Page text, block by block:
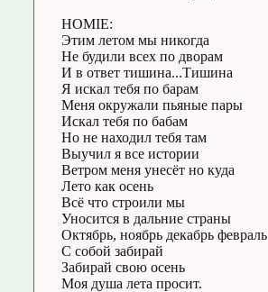
HOMIE:
Этим летом мы никогда
Не будили всех по дворам
И в ответ тишина...Тишина
Я искал тебя по барам
Меня окружали пьяные пары
Искал тебя по бабам
Но не находил тебя там
Выучил я все истории
Ветром меня унесёт но куда
Лето как осень
Всё что строили мы
Уносится в дальние страны
Октябрь, ноябрь декабрь февраль
С собой забирай
Забирай свою осень
Моя душа лета просит.